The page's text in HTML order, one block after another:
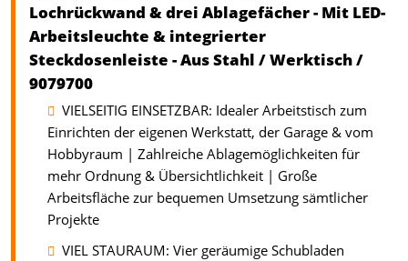
Lochrückwand & drei Ablagefächer - Mit LED-
Arbeitsleuchte & integrierter
Steckdosenleiste - Aus Stahl / Werktisch /
9079700
VIELSEITIG EINSETZBAR: Idealer Arbeitstisch zum
Einrichten der eigenen Werkstatt, der Garage & vom
Hobbyraum | Zahlreiche Ablagemöglichkeiten für
mehr Ordnung & Übersichtlichkeit | Große
Arbeitsfläche zur bequemen Umsetzung sämtlicher
Projekte
VIEL STAURAUM: Vier geräumige Schubladen